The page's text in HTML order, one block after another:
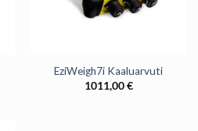
EziWeigh7i Kaaluarvuti
1011,00€